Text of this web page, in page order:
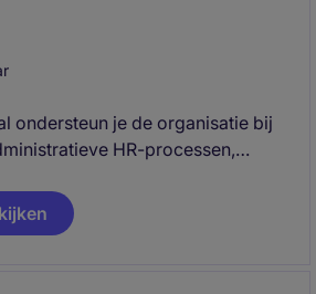
ondersteun je de organisatie bij
HR-processen,
voor het